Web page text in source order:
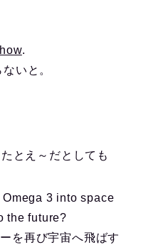
.
いと。
とえ～だとしても
3 into space
the future?
を再び宇宙へ飛ばす